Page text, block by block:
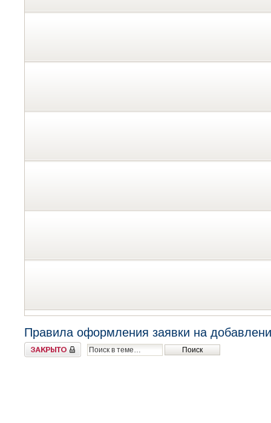
Правила оформления заявки на
Закрыто